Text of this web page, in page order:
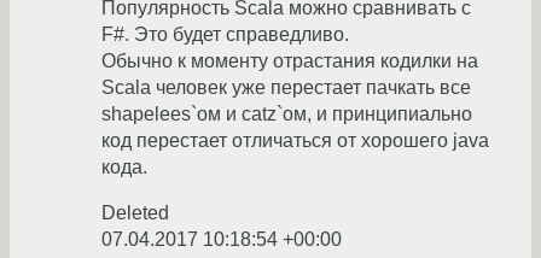
Популярность Scala можно сравнивать с
F#. Это будет справедливо.
Обычно к моменту отрастания кодилки на
Scala человек уже перестает пачкать все
shapelees`ом и catz`ом, и принципиально
код перестает отличаться от хорошего java
кода.
Deleted
07.04.2017 10:18:54 +00:00